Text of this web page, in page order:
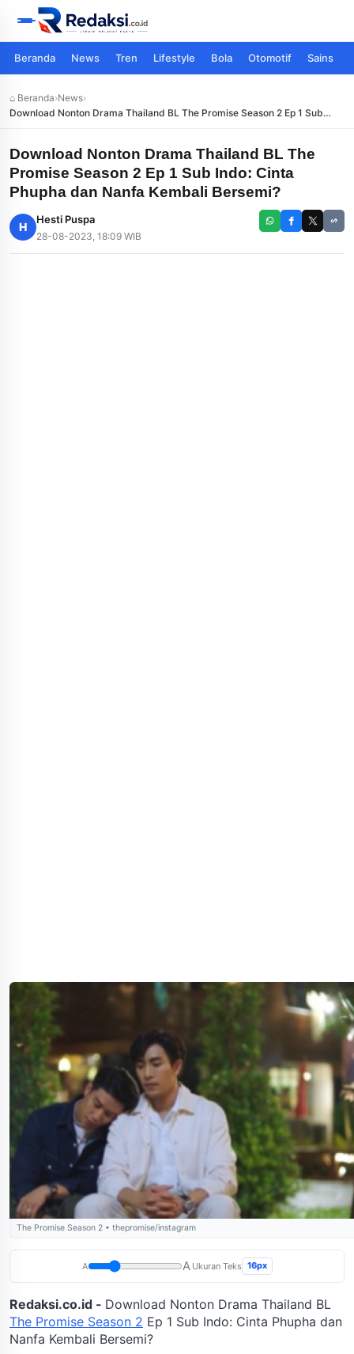
Beranda News Tren Lifestyle Bola Otomotif Sains
⌂ Beranda›News›
Download Nonton Drama Thailand BL The Promise Season 2 Ep 1 Sub
Indo: Cinta Phupha dan Nanfa Kembali Bersemi?
Download Nonton Drama Thailand BL The
Promise Season 2 Ep 1 Sub Indo: Cinta
Phupha dan Nanfa Kembali Bersemi?
H
Hesti Puspa
28-08-2023, 18:09 WIB
The Promise Season 2 • thepromise/instagram
A A Ukuran Teks 16px
Redaksi.co.id - Download Nonton Drama Thailand BL
The Promise Season 2 Ep 1 Sub Indo: Cinta Phupha dan
Nanfa Kembali Bersemi?